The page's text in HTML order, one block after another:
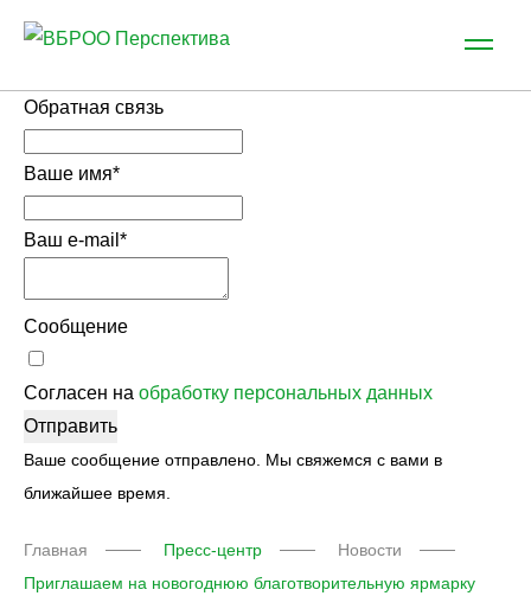
Обратная связь
Ваше имя*
Ваш e-mail *
Сообщение
Согласен на обработку персональных данных
Отправить
Ваше сообщение отправлено. Мы свяжемся с вами в
ближайшее время.
Главная Пресс-центр
Новости
Приглашаем на новогоднюю благотворительную ярмарку